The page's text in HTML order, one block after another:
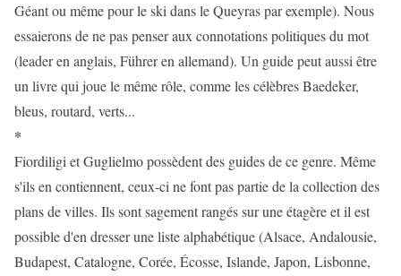
Géant ou même pour le ski dans le Queyras par exemple). Nous
essaierons de ne pas penser aux connotations politiques du mot
(leader en anglais, Führer en allemand). Un guide peut aussi être
un livre qui joue le même rôle, comme les célèbres Baedeker,
bleus, routard, verts...
*
Fiordiligi et Guglielmo possèdent des guides de ce genre. Même
s'ils en contiennent, ceux-ci ne font pas partie de la collection des
plans de villes. Ils sont sagement rangés sur une étagère et il est
possible d'en dresser une liste alphabétique (Alsace, Andalousie,
Budapest, Catalogne, Corée, Écosse, Islande, Japon, Lisbonne,